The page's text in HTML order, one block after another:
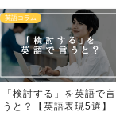
英語コラム
「検討する」を英語で言
うと？【英語表現5選】